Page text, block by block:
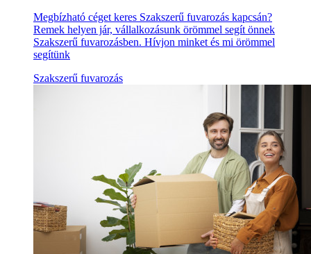
Megbízható céget keres Szakszerű fuvarozás kapcsán?
Remek helyen jár, vállalkozásunk örömmel segít önnek
Szakszerű fuvarozásben. Hívjon minket és mi örömmel
segítünk
Szakszerű fuvarozás